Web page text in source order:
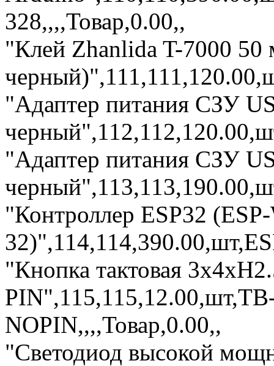
328,,,,Товар,0.00,,
"Клей Zhanlida T-7000 50
"Адаптер питания СЗУ
"Адаптер питания СЗУ
"Контроллер ESP32
"Кнопка тактовая
NOPIN,,,,Товар,0.00,,
"Светодиод высокой